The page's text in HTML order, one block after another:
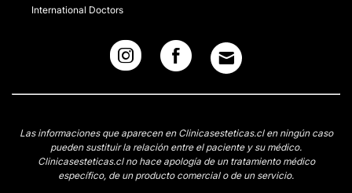
International Doctors
Las informaciones que aparecen en Clinicasesteticas.cl en ningún caso
pueden sustituir la relación entre el paciente y su médico.
Clinicasesteticas.cl no hace apología de un tratamiento médico
específico, de un producto comercial o de un servicio.